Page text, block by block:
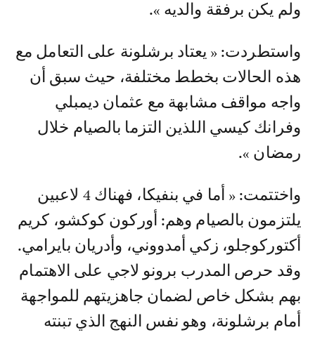
ولم يكن برفقة والديه ».
واستطردت: « يعتاد برشلونة على التعامل مع
هذه الحالات بخطط مختلفة، حيث سبق أن
واجه مواقف مشابهة مع عثمان ديمبلي
وفرانك كيسي اللذين التزما بالصيام خلال
رمضان ».
واختتمت: « أما في بنفيكا، فهناك 4 لاعبين
يلتزمون بالصيام وهم: أوركون كوكشو، كريم
أكتوركوجلو، زكي أمدووني، وأدريان بايرامي.
وقد حرص المدرب برونو لاجي على الاهتمام
بهم بشكل خاص لضمان جاهزيتهم للمواجهة
أمام برشلونة، وهو نفس النهج الذي تبنته